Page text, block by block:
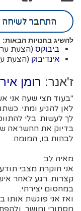
התחבר לשיחה
להשיג בחנויות הבאות:
ביבוקס (הצעת
אינדיבוק (הצעת
ז'אנר: רומן
"בעוד חצי שעה אני
לאן להגיע ומתי.
לך לעשות. בלי
בדיוק את ההשראה
לבהות בו, המומה.
מאיה לב
אני חוקרת מצבי
קצרות. רגע לאחר
במחסום יצירתי.
ואז אני פוגשת אותו
מסתורי ומושך,